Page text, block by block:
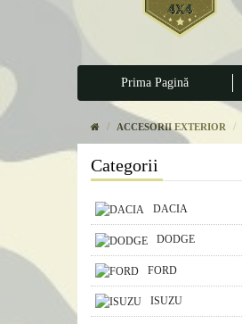
Prima Pagină
ACCESORII EXTERIOR
Categorii
DACIA
DODGE
FORD
ISUZU